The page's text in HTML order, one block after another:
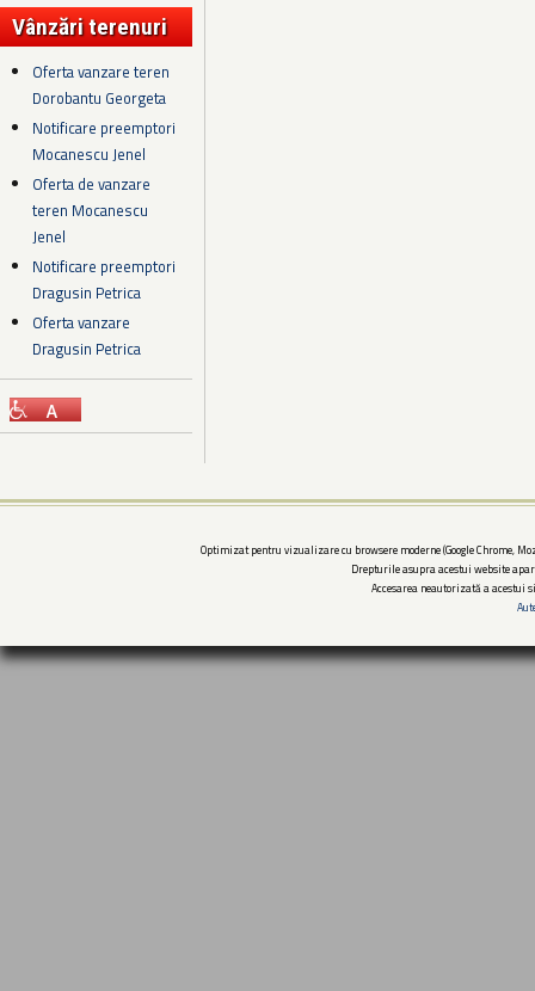
Vânzări terenuri
Oferta vanzare teren
Dorobantu Georgeta
Notificare preemptori
Mocanescu Jenel
Oferta de vanzare
teren Mocanescu
Jenel
Notificare preemptori
Dragusin Petrica
Oferta vanzare
Dragusin Petrica
Optimizat pentru vizualizare cu browsere moderne (Google Chrome,
Drepturile asupra acestui website
Accesarea neautorizată a acestui